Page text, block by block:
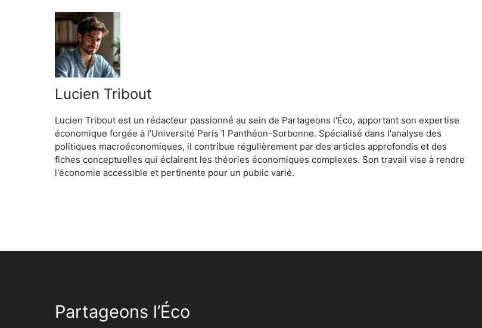
Lucien Tribout
Lucien Tribout est un rédacteur passionné au sein de Partageons l'Éco, apportant son expertise
économique forgée à l'Université Paris 1 Panthéon-Sorbonne. Spécialisé dans l'analyse des
politiques macroéconomiques, il contribue régulièrement par des articles approfondis et des
fiches conceptuelles qui éclairent les théories économiques complexes. Son travail vise à rendre
l'économie accessible et pertinente pour un public varié.
Partageons l’Éco